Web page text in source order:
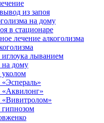
из запоя
на дому
в стационаре
лечение алкоголизма
лыванием
на дому
«Аквилонг»
«Вивитролом»